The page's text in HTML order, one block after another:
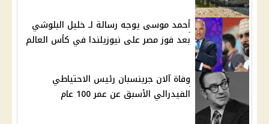
أحمد موسى يوجه رسالة لـ خليل البلوشي
بعد فوز مصر على نيوزيلندا في كأس العالم
وفاة آلان جرينسبان رئيس الاحتياطي
الفيدرالي الأسبق عن عمر 100 عام